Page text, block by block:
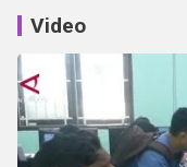
Video